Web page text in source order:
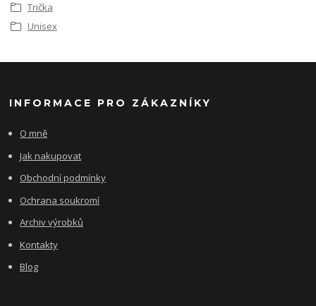
Trička
Unisex
INFORMACE PRO ZÁKAZNÍKY
O mně
Jak nakupovat
Obchodní podmínky
Ochrana soukromí
Archiv výrobků
Kontakty
Blog